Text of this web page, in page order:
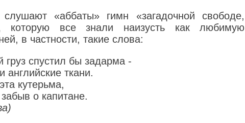
«аббаты» гимн «загадочной свободе,
которую все знали наизусть как любимую
в частности, такие слова:
груз спустил бы задарма -
английские ткани.
кутерьма,
о капитане.